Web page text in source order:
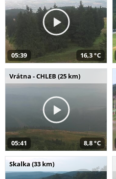
05:39 16,3 °C
Vrátna - CHLEB (25 km)
05:41 8,8 °C
Skalka (33 km)